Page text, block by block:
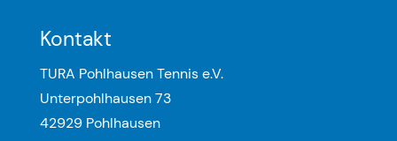
Kontakt
TURA Pohlhausen Tennis e.V.
Unterpohlhausen 73
42929 Pohlhausen